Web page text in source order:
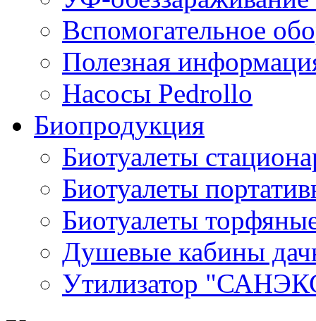
Вспомогательное
Полезная
Насосы Pedrollo
Биопродукция
Биотуалеты
Биотуалеты
Биотуалеты
Душевые кабины
Утилизатор